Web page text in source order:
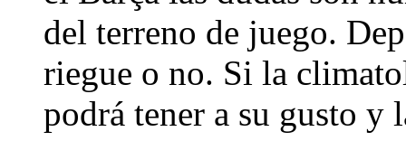
del terreno de juego.
riegue o no. Si la
podrá tener a su gusto